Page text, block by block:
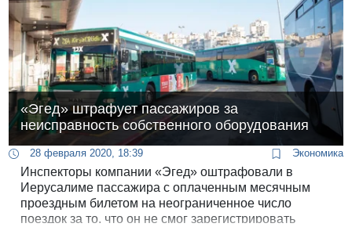
«Эгед» штрафует пассажиров за
неисправность собственного оборудования
28 февраля 2020, 18:39 Экономика
Инспекторы компании «Эгед» оштрафовали в
Иерусалиме пассажира с оплаченным месячным
проездным билетом на неограниченное число
поездок за то, что он не смог зарегистрировать